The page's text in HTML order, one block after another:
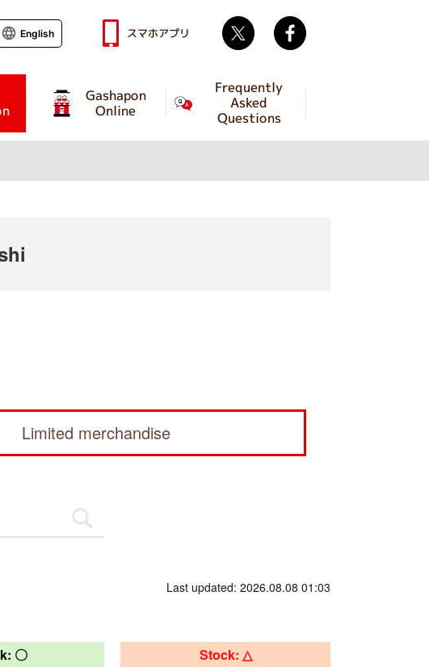
Gashapon
Online
Frequently
Asked
Questions
English スマホアプリ Twitter
Limited merchandise
Last updated: 2026.08.08 01:03
〇 Stock: △